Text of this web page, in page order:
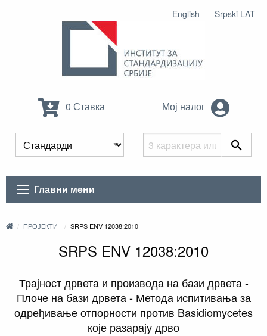
English Srpski LAT
0 Ставка Мој налог
Главни мени
ПРОЈЕКТИ SRPS ENV 12038:2010
SRPS ENV 12038:2010
Трајност дрвета и производа на бази дрвета -
Плоче на бази дрвета - Метода испитивања за
одређивање отпорности против Basidiomycetes
које разарају дрво